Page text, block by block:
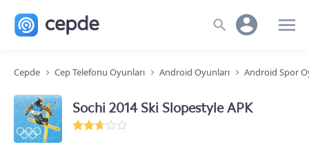
Cepde Cep Telefonu Oyunları Android Oyunları Android Spor
Sochi 2014 Ski Slopestyle APK